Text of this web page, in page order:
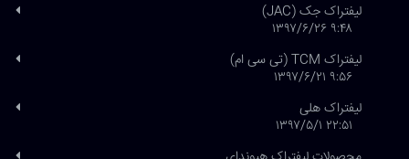
لیفتراک جک (JAC)
۹:۴۸ ۱۳۹۷/۶/۲۶
لیفتراک TCM (تی سی ام)
۹:۵۶ ۱۳۹۷/۶/۲۱
لیفتراک هلی
۲۲:۵۱ ۱۳۹۷/۵/۱